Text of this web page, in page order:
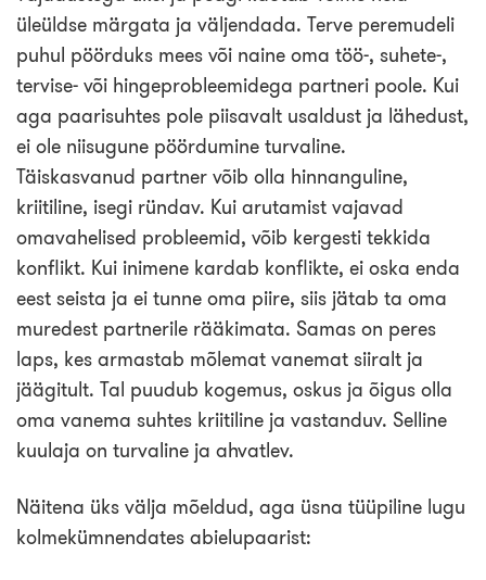
üleüldse märgata ja väljendada. Terve peremudeli
puhul pöörduks mees või naine oma töö-, suhete-,
tervise- või hingeprobleemidega partneri poole. Kui
aga paarisuhtes pole piisavalt usaldust ja lähedust,
ei ole niisugune pöördumine turvaline.
Täiskasvanud partner võib olla hinnanguline,
kriitiline, isegi ründav. Kui arutamist vajavad
omavahelised probleemid, võib kergesti tekkida
konflikt. Kui inimene kardab konflikte, ei oska enda
eest seista ja ei tunne oma piire, siis jätab ta oma
muredest partnerile rääkimata. Samas on peres
laps, kes armastab mõlemat vanemat siiralt ja
jäägitult. Tal puudub kogemus, oskus ja õigus olla
oma vanema suhtes kriitiline ja vastanduv. Selline
kuulaja on turvaline ja ahvatlev.
Näitena üks välja mõeldud, aga üsna tüüpiline lugu
kolmekümnendates abielupaarist: